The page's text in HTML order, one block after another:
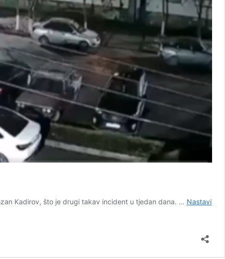
Kadirov, što je drugi takav incident u tjedan dana. … Nastavi